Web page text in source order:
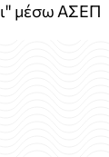
μέσω ΑΣΕΠ